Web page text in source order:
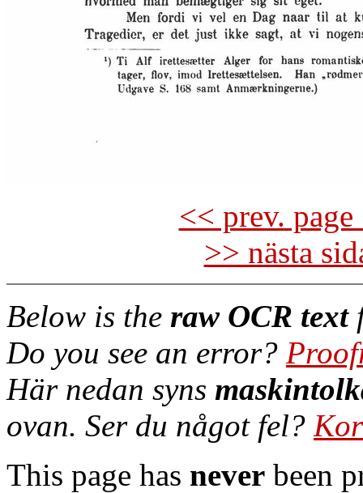
<< prev.
>> nästa
Below is the raw OCR text
Do you see an error?
Här nedan syns
ovan. Ser du något fel?
This page has never been